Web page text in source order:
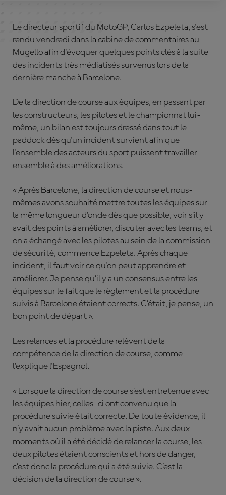
Le directeur sportif du MotoGP, Carlos Ezpeleta, s'est
rendu vendredi dans la cabine de commentaires au
Mugello afin d'évoquer quelques points clés à la suite
des incidents très médiatisés survenus lors de la
dernière manche à Barcelone.
De la direction de course aux équipes, en passant par
les constructeurs, les pilotes et le championnat lui-
même, un bilan est toujours dressé dans tout le
paddock dès qu'un incident survient afin que
l'ensemble des acteurs du sport puissent travailler
ensemble à des améliorations.
« Après Barcelone, la direction de course et nous-
mêmes avons souhaité mettre toutes les équipes sur
la même longueur d’onde dès que possible, voir s’il y
avait des points à améliorer, discuter avec les teams, et
on a échangé avec les pilotes au sein de la commission
de sécurité, commence Ezpeleta. Après chaque
incident, il faut voir ce qu'on peut apprendre et
améliorer. Je pense qu’il y a un consensus entre les
équipes sur le fait que le règlement et la procédure
suivis à Barcelone étaient corrects. C’était, je pense, un
bon point de départ ».
Les relances et la procédure relèvent de la
compétence de la direction de course, comme
l’explique l'Espagnol.
« Lorsque la direction de course s’est entretenue avec
les équipes hier, celles-ci ont convenu que la
procédure suivie était correcte. De toute évidence, il
n’y avait aucun problème avec la piste. Aux deux
moments où il a été décidé de relancer la course, les
deux pilotes étaient conscients et hors de danger,
c’est donc la procédure qui a été suivie. C’est la
décision de la direction de course ».